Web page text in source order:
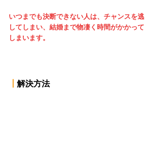
いつまでも決断できない人は、チャンスを逃
してしまい、結婚まで物凄く時間がかかって
しまいます。
解決方法